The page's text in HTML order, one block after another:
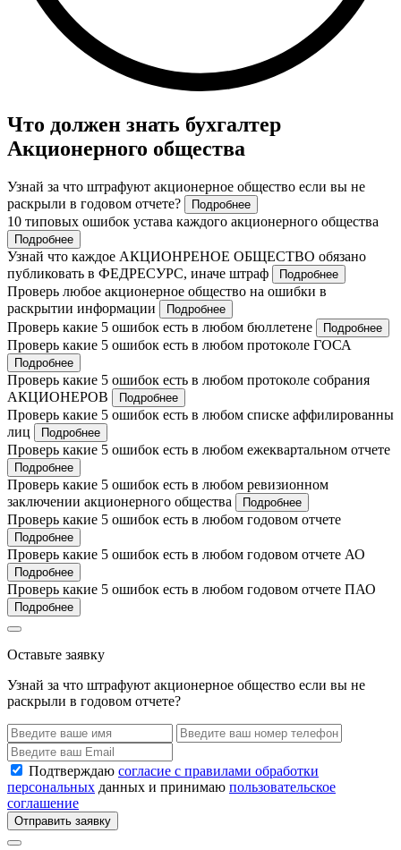
Что должен знать бухгалтер
Акционерного общества
Узнай за что штрафуют акционерное общество если вы не
раскрыли в годовом отчете?
Подробнее
10 типовых ошибок устава каждого акционерного общества
Подробнее
Узнай что каждое АКЦИОНРЕНОЕ ОБЩЕСТВО обязано
публиковать в ФЕДРЕСУРС, иначе штраф
Подробнее
Проверь любое акционерное общество на ошибки в
раскрытии информации
Подробнее
Проверь какие 5 ошибок есть в любом бюллетене Подробнее
Проверь какие 5 ошибок есть в любом протоколе ГОСА
Подробнее
Проверь какие 5 ошибок есть в любом протоколе собрания
АКЦИОНЕРОВ
Подробнее
Проверь какие 5 ошибок есть в любом списке аффилированны
лиц
Подробнее
Проверь какие 5 ошибок есть в любом ежеквартальном отчете
Подробнее
Проверь какие 5 ошибок есть в любом ревизионном
заключении акционерного общества
Подробнее
Проверь какие 5 ошибок есть в любом годовом отчете
Подробнее
Проверь какие 5 ошибок есть в любом годовом отчете АО
Подробнее
Проверь какие 5 ошибок есть в любом годовом отчете ПАО
Подробнее
Оставьте заявку
Узнай за что штрафуют акционерное общество если вы не
раскрыли в годовом отчете?
Подтверждаю согласие с правилами обработки
персональных данных и принимаю пользовательское
соглашение
Отправить заявку